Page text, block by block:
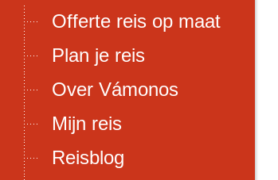
Offerte reis op maat
Plan je reis
Over Vámonos
Mijn reis
Reisblog